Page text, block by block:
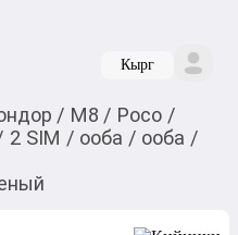
Кырг
/ M8 / Poco /
2 SIM / ооба / ооба /